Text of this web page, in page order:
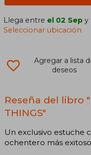
Llega entre el 02 Sep y
Seleccionar ubicación
Agregar a lista
deseos
Reseña del libro
THINGS"
Un exclusivo estuche
ochentero más